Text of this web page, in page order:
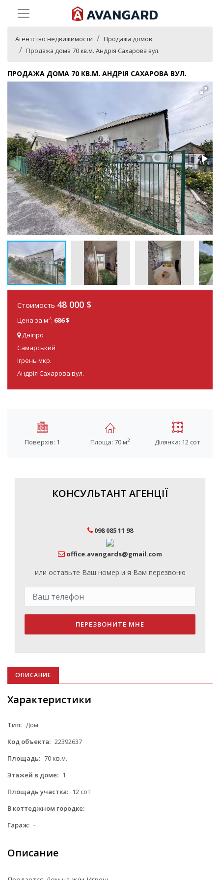
Агентство недвижимости
Продажа домов
Продажа дома 70 кв.м. Андрія Сахарова вул.
ПРОДАЖА ДОМА 70 КВ.М. АНДРІЯ САХАРОВА ВУЛ.
Стоимость 48 000 $
Цена за м2: 686 $
Дніпро
Самарський
Ігрень мкр.
Андрія Сахарова вул.
Поверхів: 1 Площа: 70 м2 Ділянка: 12 сот
КОНСУЛЬТАНТ АГЕНЦІЇ
098 085 11 98
office.avangards@gmail.com
или оставьте Ваш номер и я Вам перезвоню
ПЕРЕЗВОНИТЕ МНЕ
ОПИСАНИЕ
Характеристики
Тип: Дом
Код объекта: 22392637
Площадь: 70 кв.м.
Этажей в доме: 1
Площадь участка: 12 сот
В коттеджном городке: -
Гараж: -
Описание